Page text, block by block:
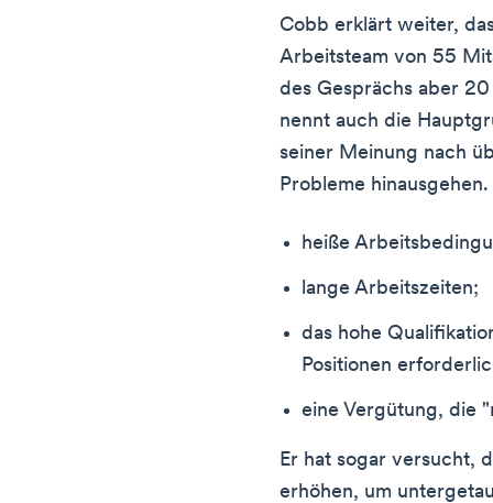
Cobb erklärt weiter,
Arbeitsteam von 55
des Gesprächs aber
nennt auch die
seiner Meinung nach
Probleme
heiße
lange Arbeitszeiten;
das hohe
Positionen
eine Vergütung, die
Er hat sogar versucht,
erhöhen, um